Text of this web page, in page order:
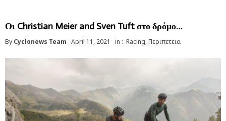
Οι Christian Meier and Sven Tuft στο δρόμο…
By Cyclonews Team April 11, 2021 in : Racing,Περιπετεια